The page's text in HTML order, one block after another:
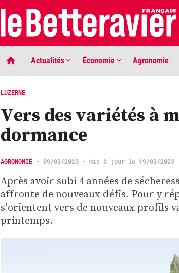
Actualités Économie Agronomie
LIGNE DE MIRE
Phaco quand tu nous tiens …
LUZERNE
Vers des variétés à
dormance
AGRONOMIE • 09/03/2023 • mis à jour le 19/03/2023
Après avoir subi 4 années de
affronte de nouveaux défis. Pour y
s’orientent vers de nouveaux profils
printemps.